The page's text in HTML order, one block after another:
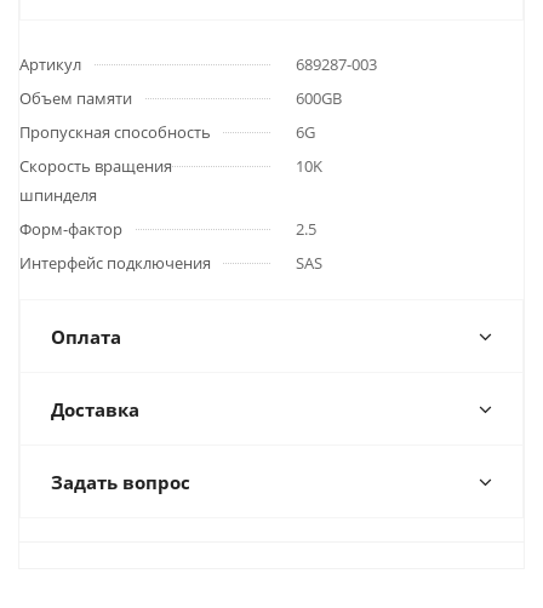
Артикул
689287-003
Объем памяти
600GB
Пропускная способность
6G
Скорость вращения
шпинделя
10K
Форм-фактор
2.5
Интерфейс подключения
SAS
Оплата
Доставка
Задать вопрос